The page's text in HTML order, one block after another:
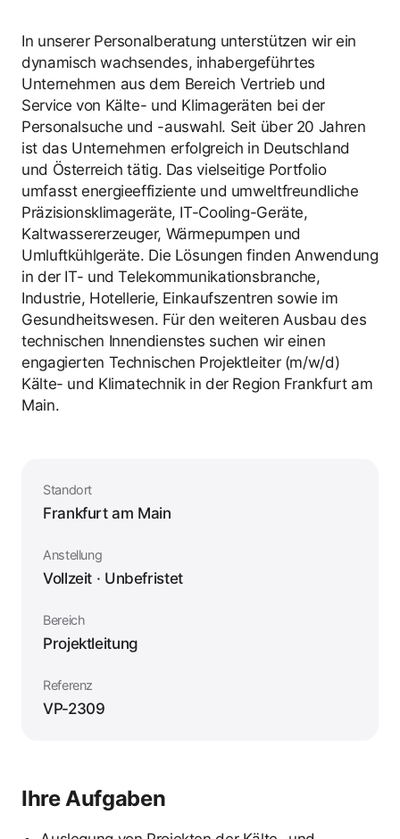
In unserer Personalberatung unterstützen wir ein
dynamisch wachsendes, inhabergeführtes
Unternehmen aus dem Bereich Vertrieb und
Service von Kälte- und Klimageräten bei der
Personalsuche und -auswahl. Seit über 20 Jahren
ist das Unternehmen erfolgreich in Deutschland
und Österreich tätig. Das vielseitige Portfolio
umfasst energieeffiziente und umweltfreundliche
Präzisionsklimageräte, IT-Cooling-Geräte,
Kaltwassererzeuger, Wärmepumpen und
Umluftkühlgeräte. Die Lösungen finden Anwendung
in der IT- und Telekommunikationsbranche,
Industrie, Hotellerie, Einkaufszentren sowie im
Gesundheitswesen. Für den weiteren Ausbau des
technischen Innendienstes suchen wir einen
engagierten Technischen Projektleiter (m/w/d)
Kälte- und Klimatechnik in der Region Frankfurt am
Main.
Standort
Frankfurt am Main
Anstellung
Vollzeit · Unbefristet
Bereich
Projektleitung
Referenz
VP-2309
Ihre Aufgaben